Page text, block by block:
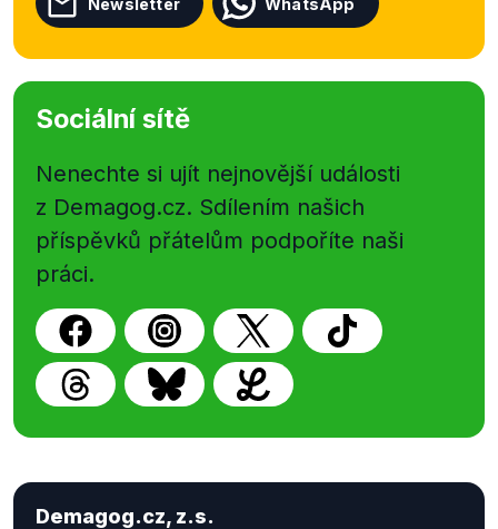
Sociální sítě
Nenechte si ujít nejnovější události
z Demagog.cz. Sdílením našich
příspěvků přátelům podpoříte naši
práci.
Demagog.cz, z.s.